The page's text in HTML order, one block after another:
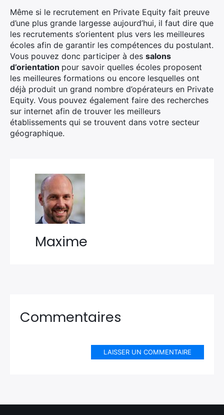
Même si le recrutement en Private Equity fait preuve
d’une plus grande largesse aujourd’hui, il faut dire que
les recrutements s’orientent plus vers les meilleures
écoles afin de garantir les compétences du postulant.
Vous pouvez donc participer à des salons
d’orientation pour savoir quelles écoles proposent
les meilleures formations ou encore lesquelles ont
déjà produit un grand nombre d’opérateurs en Private
Equity. Vous pouvez également faire des recherches
sur internet afin de trouver les meilleurs
établissements qui se trouvent dans votre secteur
géographique.
Maxime
Commentaires
LAISSER UN COMMENTAIRE